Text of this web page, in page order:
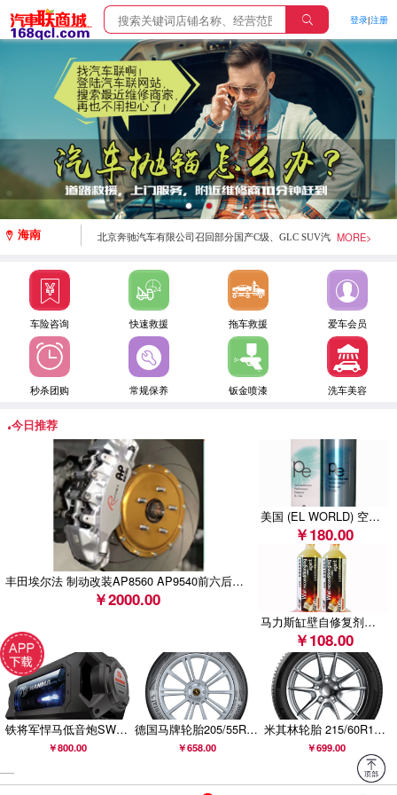
登录|注册
海南
斯巴鲁汽车（中国）有限公司召回部分进口森林人、
XV、BRZ汽车
斯巴鲁汽车 （中国）有限公司召回部分进口力狮、傲虎
汽车
梅赛德斯-奔驰（中国）汽车销售有限公司召回部分进
口GLC SUV汽车
北京奔驰汽车有限公司召回部分国产C级、GLC SUV汽
梅赛德斯-奔驰（中国） 汽车销售有限公司召回部分进
口E 43 AMG 4MATIC汽车
天津一汽丰田汽车有限公司召回部分卡罗拉汽车
XV、BRZ汽车
MORE>
车险咨询 快速救援 拖车救援 爱车会员
秒杀团购 常规保养 钣金喷漆 洗车美容
今日推荐
丰田埃尔法 制动改装AP8560 AP9540前六后四刹车套装
￥2000.00
美国 (EL WORLD) 空调系统全功能增效保护剂 (BN-621 )
￥180.00
马力斯缸壁自修复剂（1支/缸）
￥108.00
铁将军悍马低音炮SW806B升级款SW906B汽车车载有源低音炮悍马音响
￥800.00
德国马牌轮胎205/55R16 91V FR COMC CC6适配斯柯达昊锐明锐
￥658.00
米其林轮胎 215/60R16 99V PRIMACY 4 浩悦 正品包安装
￥699.00